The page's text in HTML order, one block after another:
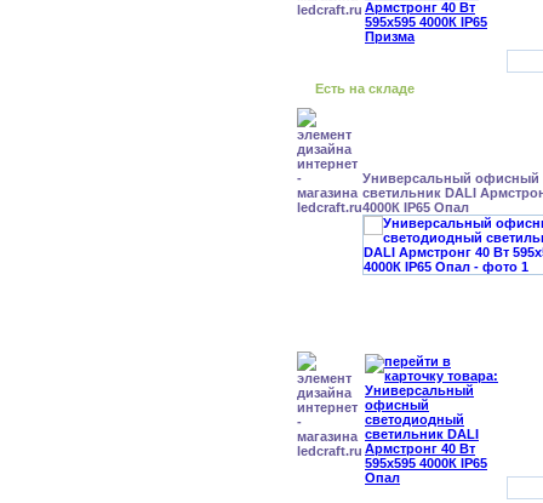
Есть на складе
Универсальный офисный
светильник DALI
4000К IP65 Опал